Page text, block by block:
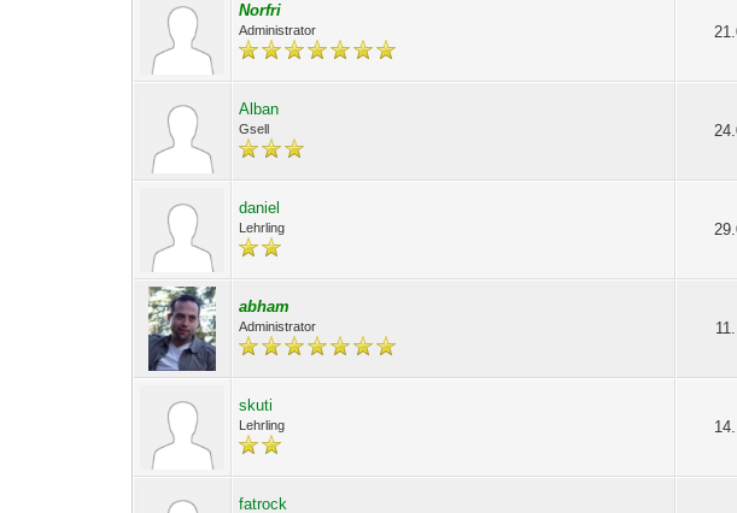
Norfri
Administrator
Alban
Gsell
daniel
Lehrling
abham
Administrator
skuti
Lehrling
fatrock